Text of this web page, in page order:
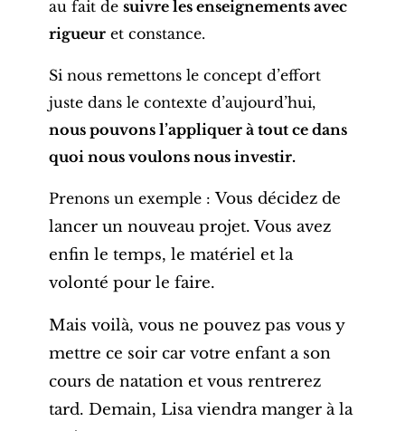
au fait de suivre les enseignements avec
rigueuret constance.
Si nous remettons le concept d’effort
juste dans le contexte d’aujourd’hui,
nous pouvons l’appliquer à tout ce dans
quoi nous voulons nous investir.
Prenons un exemple :Vous décidez de
lancer un nouveau projet. Vous avez
enfin le temps, le matériel et la
volonté pour le faire.
Mais voilà, vous ne pouvez pas vous y
mettre ce soir car votre enfant a son
cours de natation et vous rentrerez
tard. Demain, Lisa viendra manger à la